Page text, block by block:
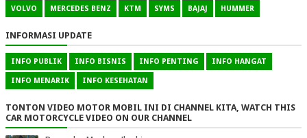
VOLVO MERCEDES BENZ KTM SYMS BAJAJ HUMMER
INFORMASI UPDATE
INFO PUBLIK INFO BISNIS INFO PENTING INFO HANGAT
INFO MENARIK INFO KESEHATAN
TONTON VIDEO MOTOR MOBIL INI DI CHANNEL KITA, WATCH THIS
CAR MOTORCYCLE VIDEO ON OUR CHANNEL